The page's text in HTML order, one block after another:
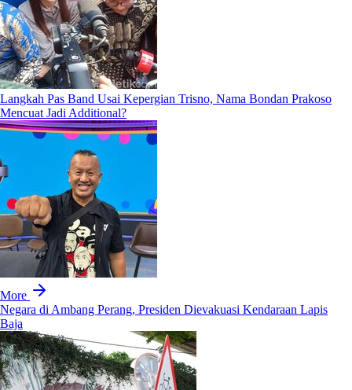
Langkah Pas Band Usai Kepergian Trisno, Nama Bondan Prakoso
Mencuat Jadi Additional?
More
Negara di Ambang Perang, Presiden Dievakuasi Kendaraan Lapis
Baja